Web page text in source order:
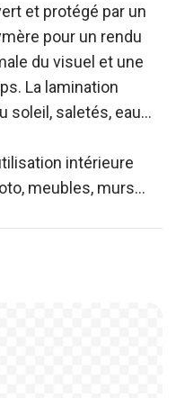
et protégé par un
pour un rendu
du visuel et une
La lamination
soleil, saletés, eau…
intérieure
meubles, murs…